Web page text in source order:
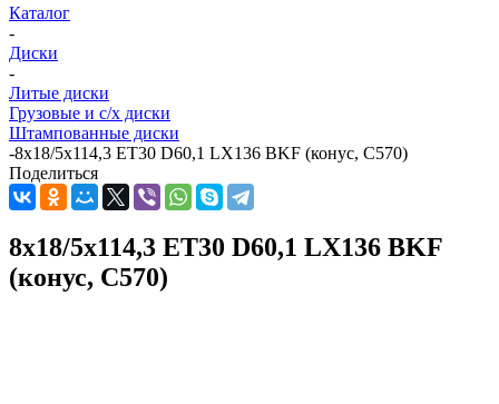
Каталог
-
Диски
-
Литые диски
Грузовые и с/х диски
Штампованные диски
-8x18/5x114,3 ET30 D60,1 LX136 BKF (конус, C570)
Поделиться
8x18/5x114,3 ET30 D60,1 LX136 BKF
(конус, C570)